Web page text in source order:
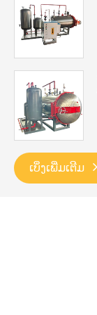
ເບິ່ງເພີ່ມເຕີມ